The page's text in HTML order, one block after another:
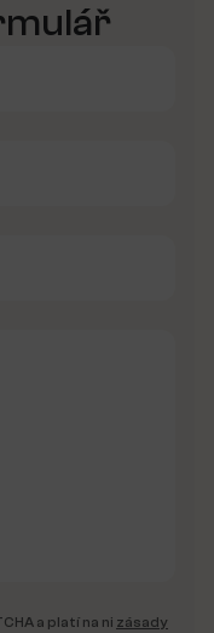
a platí na ni zásady